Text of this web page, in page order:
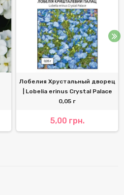
Лобелия Хрустальный дворец
| Lobelia erinus Crystal Palace
0,05 г
5,00 грн.